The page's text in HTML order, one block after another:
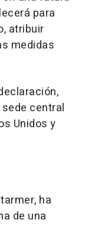
para
atribuir
medidas
central
Unidos y
ha
de una